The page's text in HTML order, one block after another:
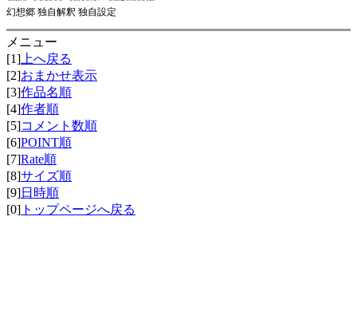
幻想郷 独自解釈 独自設定
メニュー
[1] 上へ戻る
[2]おまかせ表示
[3]作品名順
[4]作者順
[5]コメント数順
[6]POINT順
[7]Rate順
[8]サイズ順
[9]日時順
[0] トップページへ戻る